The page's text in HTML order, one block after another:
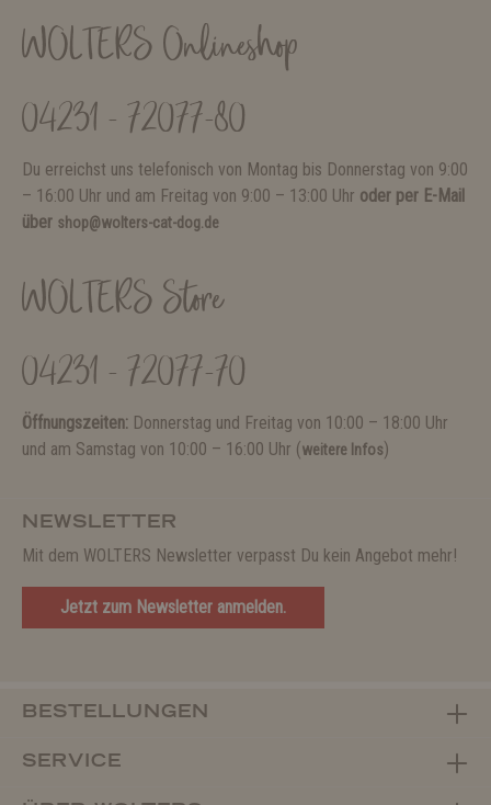
WOLTERS Onlineshop
04231 - 72077-80
Du erreichst uns telefonisch von Montag bis Donnerstag von 9:00
– 16:00 Uhr und am Freitag von 9:00 – 13:00 Uhr oder per E-Mail
über shop@wolters-cat-dog.de
WOLTERS Store
04231 - 72077-70
Öffnungszeiten: Donnerstag und Freitag von 10:00 – 18:00 Uhr
und am Samstag von 10:00 – 16:00 Uhr (weitere Infos)
NEWSLETTER
Mit dem WOLTERS Newsletter verpasst Du kein Angebot mehr!
Jetzt zum Newsletter anmelden.
BESTELLUNGEN
SERVICE